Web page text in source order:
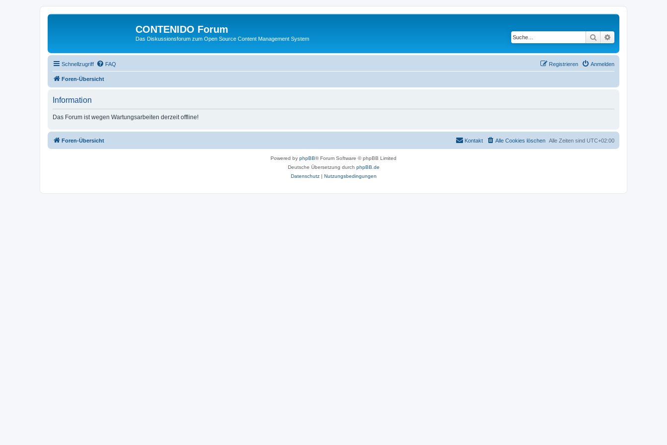
CONTENIDO Forum
Das Diskussionsforum zum Open Source Content Management System Suche
Schnellzugriff FAQ Anmelden
Registrieren
Foren-Übersicht
Information
Das Forum ist wegen Wartungsarbeiten derzeit offline!
Foren-Übersicht Alle Zeiten sind UTC+02:00
Alle Cookies löschen
Kontakt
Powered by phpBB® Forum Software © phpBB Limited
Deutsche Übersetzung durch phpBB.de
Datenschutz| Nutzungsbedingungen